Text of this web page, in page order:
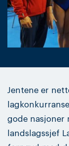
Jentene er
gode nasjoner
landslagssjef